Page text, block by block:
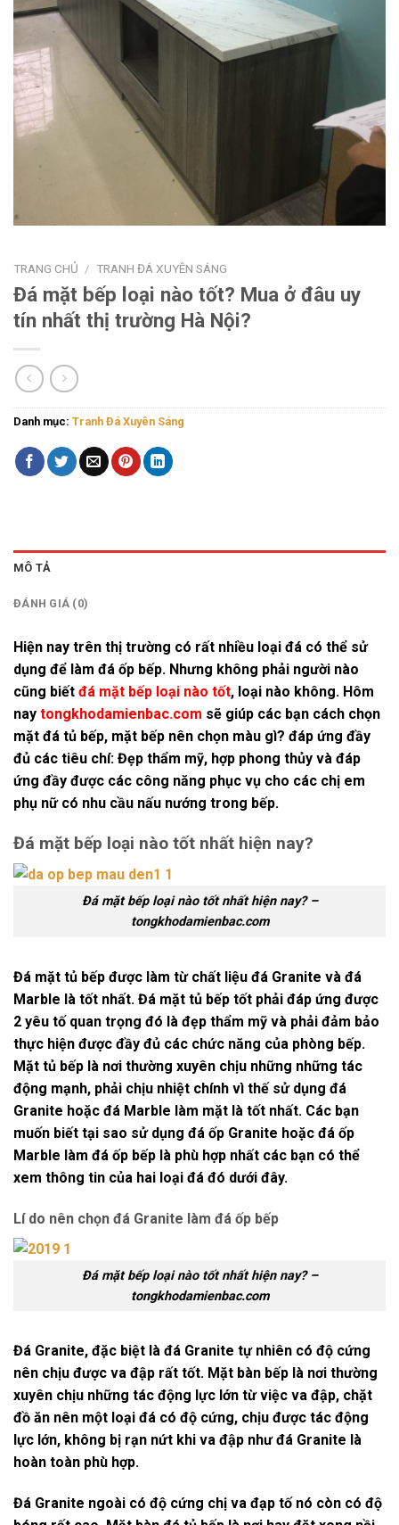
TRANG CHỦ / TRANH ĐÁ XUYÊN SÁNG
Đá mặt bếp loại nào tốt? Mua ở đâu uy
tín nhất thị trường Hà Nội?
Danh mục: Tranh Đá Xuyên Sáng
MÔ TẢ
ĐÁNH GIÁ (0)
Hiện nay trên thị trường có rất nhiều loại đá có thể sử
dụng để làm đá ốp bếp. Nhưng không phải người nào
cũng biết đá mặt bếp loại nào tốt, loại nào không. Hôm
nay tongkhodamienbac.com sẽ giúp các bạn cách chọn
mặt đá tủ bếp, mặt bếp nên chọn màu gì? đáp ứng đầy
đủ các tiêu chí: Đẹp thẩm mỹ, hợp phong thủy và đáp
ứng đầy được các công năng phục vụ cho các chị em
phụ nữ có nhu cầu nấu nướng trong bếp.
Đá mặt bếp loại nào tốt nhất hiện nay?
Đá mặt bếp loại nào tốt nhất hiện nay? –
tongkhodamienbac.com
Đá mặt tủ bếp được làm từ chất liệu đá Granite và đá
Marble là tốt nhất. Đá mặt tủ bếp tốt phải đáp ứng được
2 yêu tố quan trọng đó là đẹp thẩm mỹ và phải đảm bảo
thực hiện được đầy đủ các chức năng của phòng bếp.
Mặt tủ bếp là nơi thường xuyên chịu những những tác
động mạnh, phải chịu nhiệt chính vì thế sử dụng đá
Granite hoặc đá Marble làm mặt là tốt nhất. Các bạn
muốn biết tại sao sử dụng đá ốp Granite hoặc đá ốp
Marble làm đá ốp bếp là phù hợp nhất các bạn có thể
xem thông tin của hai loại đá đó dưới đây.
Lí do nên chọn đá Granite làm đá ốp bếp
Đá mặt bếp loại nào tốt nhất hiện nay? –
tongkhodamienbac.com
Đá Granite, đặc biệt là đá Granite tự nhiên có độ cứng
nên chịu được va đập rất tốt. Mặt bàn bếp là nơi thường
xuyên chịu những tác động lực lớn từ việc va đập, chặt
đồ ăn nên một loại đá có độ cứng, chịu được tác động
lực lớn, không bị rạn nứt khi va đập như đá Granite là
hoàn toàn phù hợp.
Đá Granite ngoài có độ cứng chị va đạp tố nó còn có độ